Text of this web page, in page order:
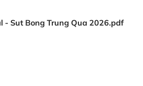
- Sut Bong Trung Qua 2026.pdf